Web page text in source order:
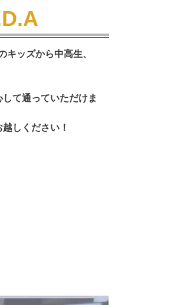
キッズから中高生、
て通っていただけま
しください！